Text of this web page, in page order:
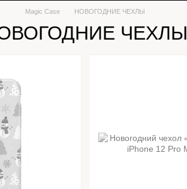
Magic Case НОВОГОДНИЕ ЧЕХЛЫ
ЧЕХЛЫ